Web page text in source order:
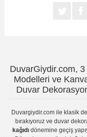
DuvarGiydir.com, 3
Modelleri ve
Duvar
Duvargiydir.comile klasik
bırakıyoruz veduvar
kağıdıdönemine geçiş